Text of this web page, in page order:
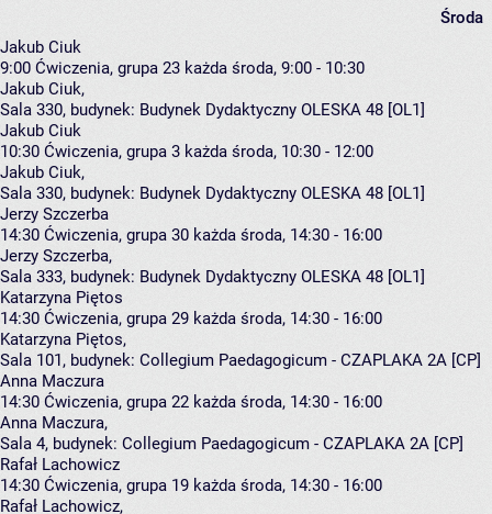
Środa
Jakub Ciuk
9:00 Ćwiczenia, grupa 23 każda środa, 9:00 - 10:30
Jakub Ciuk,
Sala 330, budynek: Budynek Dydaktyczny OLESKA 48 [OL1]
Jakub Ciuk
10:30 Ćwiczenia, grupa 3 każda środa, 10:30 - 12:00
Jakub Ciuk,
Sala 330, budynek: Budynek Dydaktyczny OLESKA 48 [OL1]
Jerzy Szczerba
14:30 Ćwiczenia, grupa 30 każda środa, 14:30 - 16:00
Jerzy Szczerba,
Sala 333, budynek: Budynek Dydaktyczny OLESKA 48 [OL1]
Katarzyna Piętos
14:30 Ćwiczenia, grupa 29 każda środa, 14:30 - 16:00
Katarzyna Piętos,
Sala 101, budynek: Collegium Paedagogicum - CZAPLAKA 2A [CP]
Anna Maczura
14:30 Ćwiczenia, grupa 22 każda środa, 14:30 - 16:00
Anna Maczura,
Sala 4, budynek: Collegium Paedagogicum - CZAPLAKA 2A [CP]
Rafał Lachowicz
14:30 Ćwiczenia, grupa 19 każda środa, 14:30 - 16:00
Rafał Lachowicz,